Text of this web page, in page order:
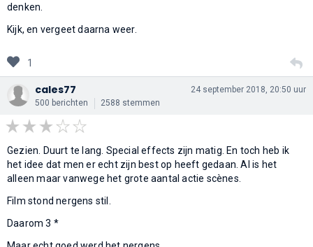
denken.
Kijk, en vergeet daarna weer.
1
cales77
500 berichten 2588 stemmen
24 september 2018, 20:50 uur
Gezien. Duurt te lang. Special effects zijn matig. En toch heb ik
het idee dat men er echt zijn best op heeft gedaan. Al is het
alleen maar vanwege het grote aantal actie scènes.
Film stond nergens stil.
Daarom 3 *